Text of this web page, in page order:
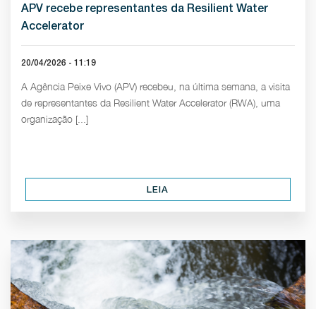
APV recebe representantes da Resilient Water
Accelerator
20/04/2026 - 11:19
A Agência Peixe Vivo (APV) recebeu, na última semana, a visita
de representantes da Resilient Water Accelerator (RWA), uma
organização [...]
LEIA